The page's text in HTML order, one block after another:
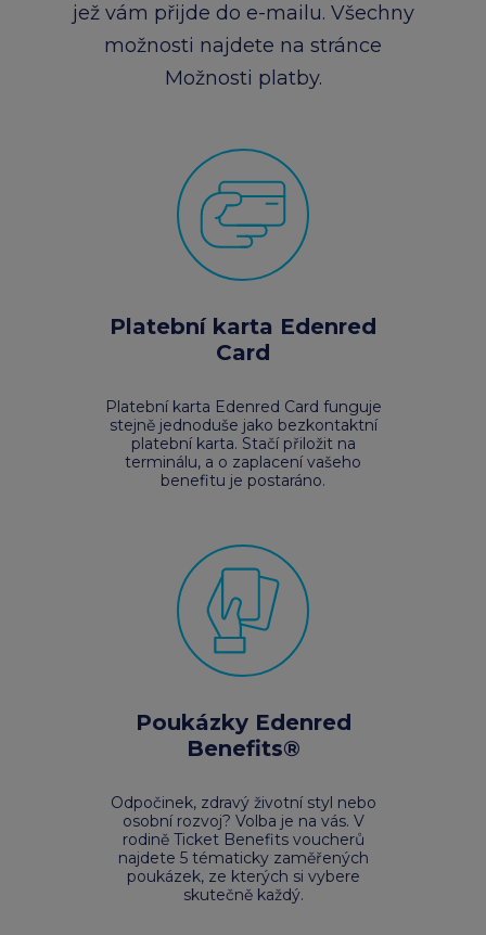
jež vám přijde do e-mailu. Všechny
možnosti najdete na stránce
Možnosti platby.
Platební karta Edenred
Card
Platební karta Edenred Card funguje
stejně jednoduše jako bezkontaktní
platební karta. Stačí přiložit na
terminálu, a o zaplacení vašeho
benefitu je postaráno.
Poukázky Edenred
Benefits®
Odpočinek, zdravý životní styl nebo
osobní rozvoj? Volba je na vás. V
rodině Ticket Benefits voucherů
najdete 5 tématicky zaměřených
poukázek, ze kterých si vybere
skutečně každý.